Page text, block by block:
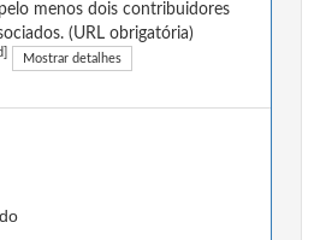
menos dois contribuidores
(URL obrigatória)
Mostrar detalhes